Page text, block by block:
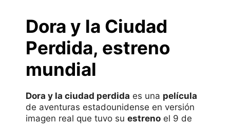
Dora y la Ciudad
Perdida, estreno
mundial
Dora y la ciudad perdida es una película
de aventuras estadounidense en versión
imagen real que tuvo su estreno el 9 de